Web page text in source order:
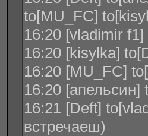
to[MU_FC]
16:20 [vladimir
16:20 [kisylka]
16:20 [MU_FC]
16:20 [апельсин]
16:21 [Deft]
встречаеш)